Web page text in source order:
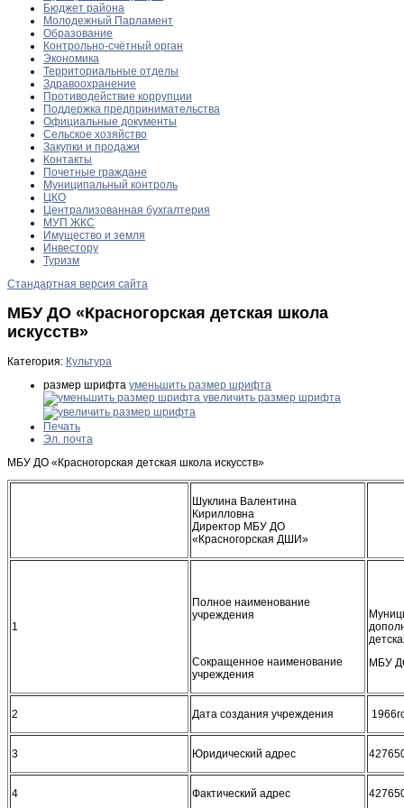
Бюджет района
Молодежный Парламент
Образование
Контрольно-счётный орган
Экономика
Территориальные отделы
Здравоохранение
Противодействие коррупции
Поддержка предпринимательства
Официальные документы
Сельское хозяйство
Закупки и продажи
Контакты
Почетные граждане
Муниципальный контроль
ЦКО
Централизованная бухгалтерия
МУП ЖКС
Имущество и земля
Инвестору
Туризм
Стандартная версия сайта
МБУ ДО «Красногорская детская школа
искусств»
Категория: Культура
размер шрифта уменьшить размер шрифта
увеличить размер шрифта
Печать
Эл. почта
МБУ ДО «Красногорская детская школа искусств»
Шуклина Валентина
Кирилловна
Директор МБУ ДО
«Красногорская ДШИ»
1
Полное наименование
учреждения
Сокращенное наименование
учреждения
МБУ
2 Дата создания учреждения
3 Юридический адрес
4 Фактический адрес